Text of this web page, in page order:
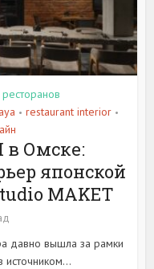
• restaurant interior •
в Омске:
японской
MAKET
давно вышла за рамки
источником...